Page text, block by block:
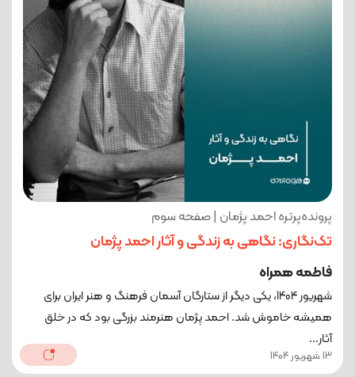
پرونده‌پرتره احمد پژمان | صفحه سوم
تک‌نگاری: نگاهی به زندگی و آثار احمد پژمان
فاطمه همراه
شهریور 1404، یکی دیگر از ستارگان آسمان فرهنگ و هنر ایران برای
همیشه خاموش شد. احمد پژمان هنرمند بزرگی بود که در خلق
آثار...
13 شهریور 1404